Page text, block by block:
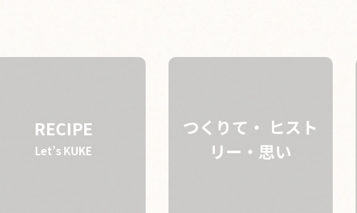
RECIPE
Let’s KUKE
つくりて・ ヒスト
リー・思い